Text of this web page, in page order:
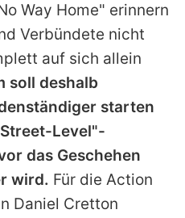
Way Home" erinnern
Verbündete nicht
auf sich allein
soll deshalb
starten
Level"-
das Geschehen
wird. Für die Action
Daniel Cretton